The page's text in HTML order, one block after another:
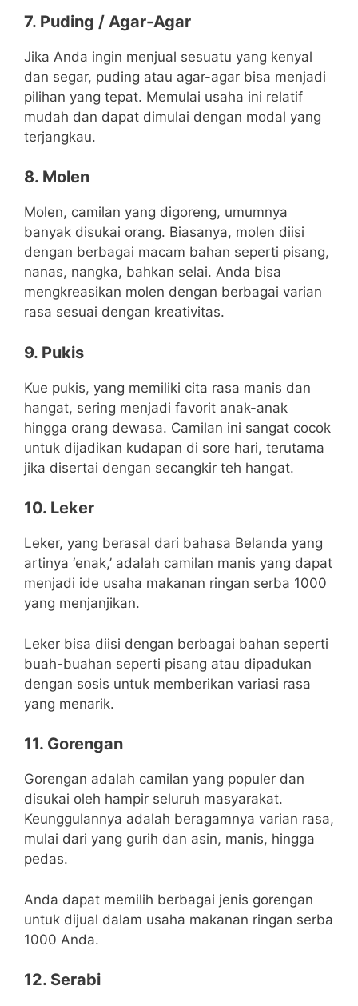
7. Puding / Agar-Agar
Jika Anda ingin menjual sesuatu yang kenyal
dan segar, puding atau agar-agar bisa menjadi
pilihan yang tepat. Memulai usaha ini relatif
mudah dan dapat dimulai dengan modal yang
terjangkau.
8. Molen
Molen, camilan yang digoreng, umumnya
banyak disukai orang. Biasanya, molen diisi
dengan berbagai macam bahan seperti pisang,
nanas, nangka, bahkan selai. Anda bisa
mengkreasikan molen dengan berbagai varian
rasa sesuai dengan kreativitas.
9. Pukis
Kue pukis, yang memiliki cita rasa manis dan
hangat, sering menjadi favorit anak-anak
hingga orang dewasa. Camilan ini sangat cocok
untuk dijadikan kudapan di sore hari, terutama
jika disertai dengan secangkir teh hangat.
10. Leker
Leker, yang berasal dari bahasa Belanda yang
artinya ‘enak,’ adalah camilan manis yang dapat
menjadi ide usaha makanan ringan serba 1000
yang menjanjikan.
Leker bisa diisi dengan berbagai bahan seperti
buah-buahan seperti pisang atau dipadukan
dengan sosis untuk memberikan variasi rasa
yang menarik.
11. Gorengan
Gorengan adalah camilan yang populer dan
disukai oleh hampir seluruh masyarakat.
Keunggulannya adalah beragamnya varian rasa,
mulai dari yang gurih dan asin, manis, hingga
pedas.
Anda dapat memilih berbagai jenis gorengan
untuk dijual dalam usaha makanan ringan serba
1000 Anda.
12. Serabi